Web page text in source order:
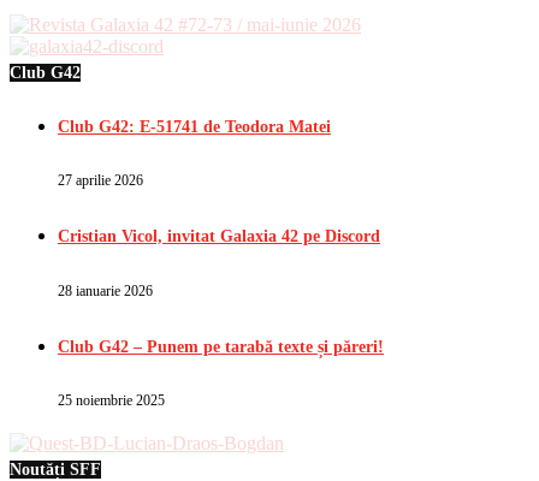
Club G42
Club G42: E-51741 de Teodora Matei
27 aprilie 2026
Cristian Vicol, invitat Galaxia 42 pe Discord
28 ianuarie 2026
Club G42 – Punem pe tarabă texte și păreri!
25 noiembrie 2025
Noutăți SFF